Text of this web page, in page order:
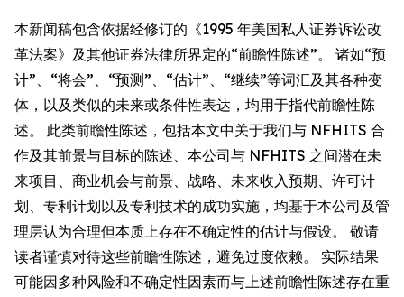
本新闻稿包含依据经修订的《1995 年美国私人证券诉讼改
革法案》及其他证券法律所界定的“前瞻性陈述”。 诸如“预
计”、“将会”、“预测”、“估计”、“继续”等词汇及其各种变
体，以及类似的未来或条件性表达，均用于指代前瞻性陈
述。 此类前瞻性陈述，包括本文中关于我们与 NFHITS 合
作及其前景与目标的陈述、本公司与 NFHITS 之间潜在未
来项目、商业机会与前景、战略、未来收入预期、许可计
划、专利计划以及专利技术的成功实施，均基于本公司及管
理层认为合理但本质上存在不确定性的估计与假设。 敬请
读者谨慎对待这些前瞻性陈述，避免过度依赖。 实际结果
可能因多种风险和不确定性因素而与上述前瞻性陈述存在重